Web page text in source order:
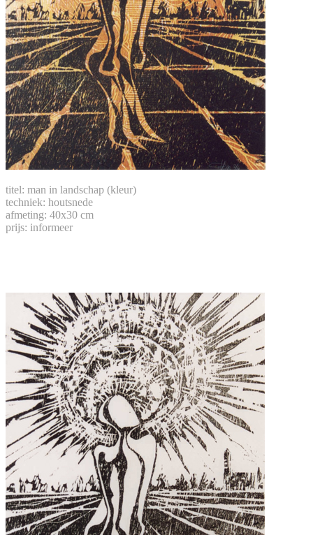
titel: man in landschap (kleur)
techniek: houtsnede
afmeting: 40x30 cm
prijs: informeer